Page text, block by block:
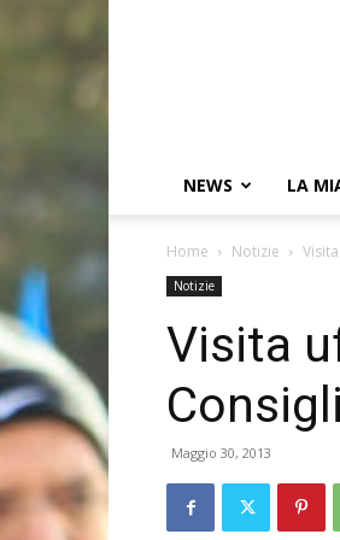
NEWS LA
Home Notizie
Notizie
Visita
Maggio 30, 2013